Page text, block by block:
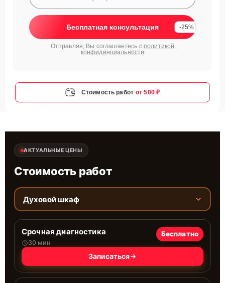
Бесплатная консультация -25%
Отправляя, Вы соглашаетесь с политикой
конфиденциальности
Стоимость работ от 500 ₽
АКТУАЛЬНЫЕ ЦЕНЫ
Стоимость работ
Духовой шкаф
Срочная диагностика
30 мин
Бесплатно
Записаться